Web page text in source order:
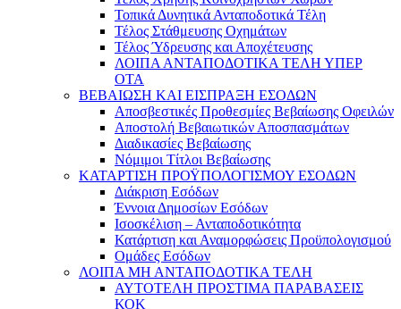
Τοπικά Δυνητικά Ανταποδοτικά Τέλη
Τέλος Στάθμευσης Οχημάτων
Τέλος Ύδρευσης και Αποχέτευσης
ΛΟΙΠΑ ΑΝΤΑΠΟΔΟΤΙΚΑ ΤΕΛΗ ΥΠΕΡ
ΟΤΑ
ΒΕΒΑΙΩΣΗ ΚΑΙ ΕΙΣΠΡΑΞΗ ΕΣΟΔΩΝ
Αποσβεστικές Προθεσμίες Βεβαίωσης Οφειλών
Αποστολή Βεβαιωτικών Αποσπασμάτων
Διαδικασίες Βεβαίωσης
Νόμιμοι Τίτλοι Βεβαίωσης
ΚΑΤΑΡΤΙΣΗ ΠΡΟΫΠΟΛΟΓΙΣΜΟΥ ΕΣΟΔΩΝ
Διάκριση Εσόδων
Έννοια Δημοσίων Εσόδων
Ισοσκέλιση – Ανταποδοτικότητα
Κατάρτιση και Αναμορφώσεις Προϋπολογισμού
Ομάδες Εσόδων
ΛΟΙΠΑ ΜΗ ΑΝΤΑΠΟΔΟΤΙΚΑ ΤΕΛΗ
ΑΥΤΟΤΕΛΗ ΠΡΟΣΤΙΜΑ ΠΑΡΑΒΑΣΕΙΣ
ΚΟΚ